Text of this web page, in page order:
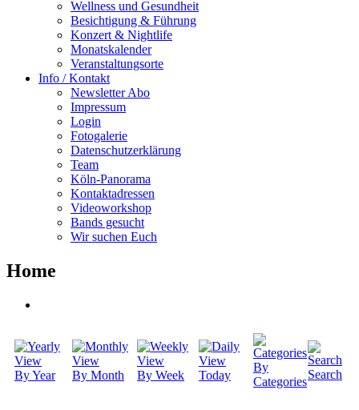
Wellness und Gesundheit
Besichtigung & Führung
Konzert & Nightlife
Monatskalender
Veranstaltungsorte
Info / Kontakt
Newsletter Abo
Impressum
Login
Fotogalerie
Datenschutzerklärung
Team
Köln-Panorama
Kontaktadressen
Videoworkshop
Bands gesucht
Wir suchen Euch
Home
By Year By Month By Week Today
By
Categories
Search